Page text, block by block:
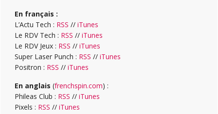
En français :
L’Actu Tech : RSS // iTunes
Le RDV Tech : RSS // iTunes
Le RDV Jeux : RSS // iTunes
Super Laser Punch : RSS // iTunes
Positron : RSS // iTunes
En anglais (frenchspin.com) :
Phileas Club : RSS // iTunes
Pixels : RSS // iTunes